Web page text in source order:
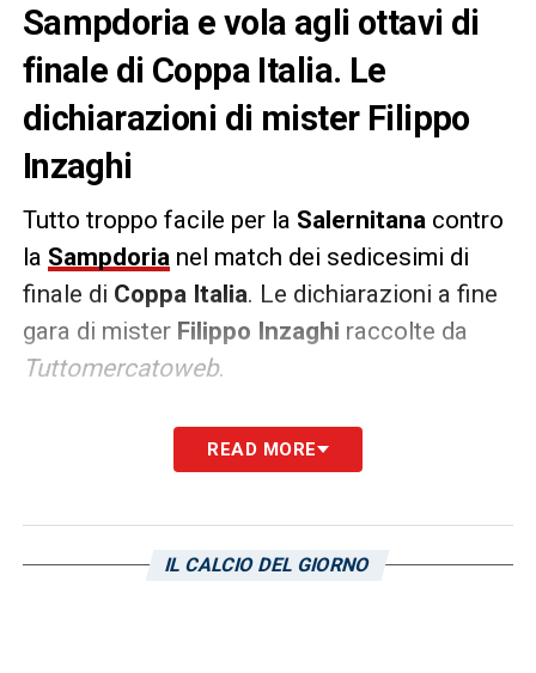
Sampdoria e vola agli ottavi di
finale di Coppa Italia. Le
dichiarazioni di mister Filippo
Inzaghi
Tutto troppo facile per la Salernitana contro
la Sampdorianel match dei sedicesimi di
finale di Coppa Italia. Le dichiarazioni a fine
gara di mister Filippo Inzaghi raccolte da
Tuttomercatoweb.
Oggi ho visto lo spirito giusto.
Sono contento per i ragazzi, avevamo
Salernitana ne ha vinte 4. Non voglio alibi,
READ MORE
IL CALCIO DEL GIORNO